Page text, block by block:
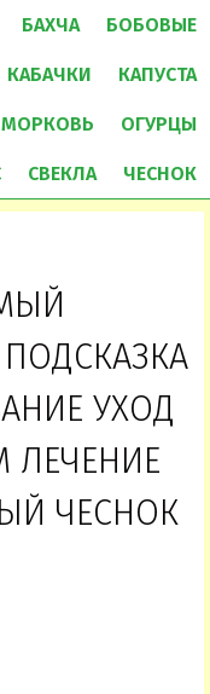
БАХЧА БОБОВЫЕ
КАБАЧКИ КАПУСТА
МОРКОВЬ ОГУРЦЫ
СВЕКЛА ЧЕСНОК
УХОД
ЛЕЧЕНИЕ
ЧЕСНОК